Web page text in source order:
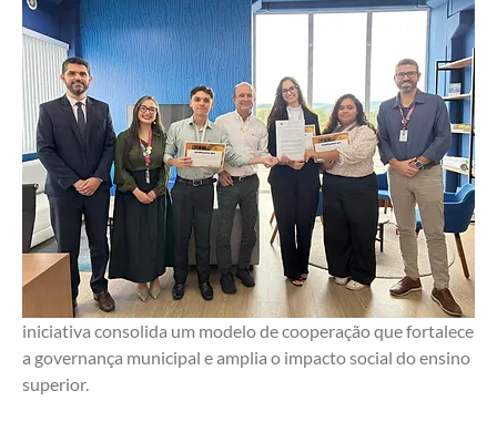
iniciativa consolida um modelo de cooperação que fortalece
a governança municipal e amplia o impacto social do ensino
superior.